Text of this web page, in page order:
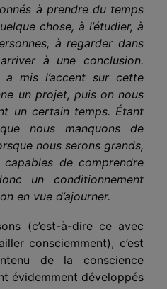
à prendre du temps
chose, à l’étudier, à
à regarder dans
à une conclusion.
a mis l’accent sur cette
un projet, puis on nous
un certain temps. Étant
nous manquons de
nous serons grands,
de comprendre
un conditionnement
en vue d’ajourner.
(c’est-à-dire ce avec
consciemment), c’est
de la conscience
évidemment développés